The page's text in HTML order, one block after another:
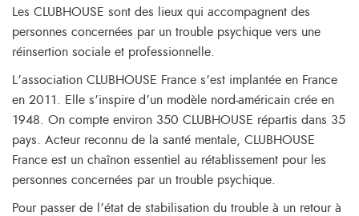
Les CLUBHOUSE sont des lieux qui accompagnent des
personnes concernées par un trouble psychique vers une
réinsertion sociale et professionnelle.
L’association CLUBHOUSE France s’est implantée en France
en 2011. Elle s’inspire d’un modèle nord-américain crée en
1948. On compte environ 350 CLUBHOUSE répartis dans 35
pays. Acteur reconnu de la santé mentale, CLUBHOUSE
France est un chaînon essentiel au rétablissement pour les
personnes concernées par un trouble psychique.
Pour passer de l’état de stabilisation du trouble à un retour à